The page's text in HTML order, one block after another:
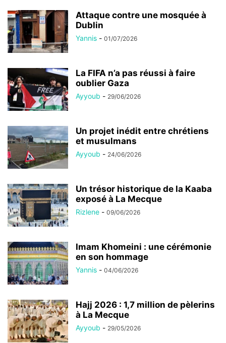
Attaque contre une mosquée à
Dublin
Yannis - 01/07/2026
La FIFA n’a pas réussi à faire
oublier Gaza
Ayyoub - 29/06/2026
Un projet inédit entre chrétiens
et musulmans
Ayyoub - 24/06/2026
Un trésor historique de la Kaaba
exposé à La Mecque
Rizlene - 09/06/2026
Imam Khomeini : une cérémonie
en son hommage
Yannis - 04/06/2026
Hajj 2026 : 1,7 million de pèlerins
à La Mecque
Ayyoub - 29/05/2026